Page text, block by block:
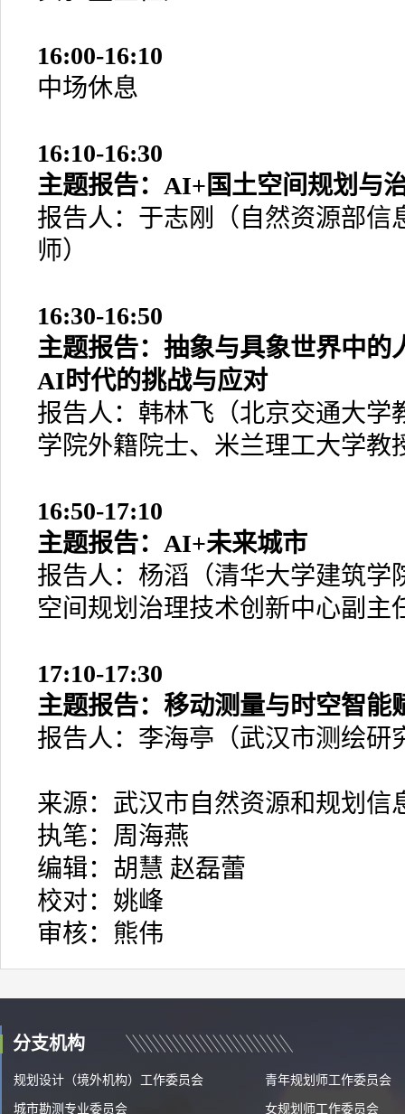
16:00-16:10
中场休息
16:10-16:30
主题报告：AI+国土空间规划与
报告人：于志刚（自然资源部信
师）
16:30-16:50
主题报告：抽象与具象世界中
AI时代的挑战与应对
报告人：韩林飞（北京交通大学
学院外籍院士、米兰理工大学教
16:50-17:10
主题报告：AI+未来城市
报告人：杨滔（清华大学建筑学
空间规划治理技术创新中心副主
17:10-17:30
主题报告：移动测量与时空智能
报告人：李海亭（武汉市测绘研
来源：武汉市自然资源和规划信
执笔：周海燕
编辑：胡慧 赵磊蕾
校对：姚峰
审核：熊伟
分支机构
规划设计（境外机构）工作委员会 青年规划师工作委员会
城市勘测专业委员会 女规划师工作委员会